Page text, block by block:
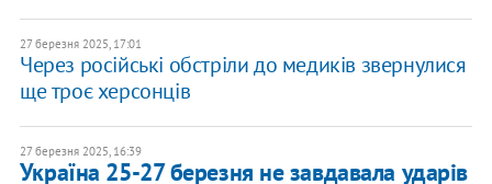
27 березня 2025, 17:01
Через російські обстріли до медиків звернулися
ще троє херсонців
27 березня 2025, 16:39
Україна 25-27 березня не завдавала ударів